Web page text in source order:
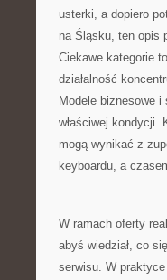
usterki, a dopiero
na Śląsku, ten opis
Ciekawe kategorie to
działalność
Modele biznesowe i
właściwej kondycji.
mogą wynikać z
keyboardu, a
W ramach oferty
abyś wiedział, co
serwisu. W